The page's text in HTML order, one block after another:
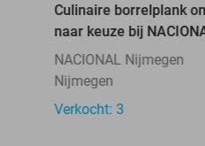
Culinaire borrelplank
naar keuze bij
NACIONAL Nijmegen
Nijmegen
Verkocht: 3